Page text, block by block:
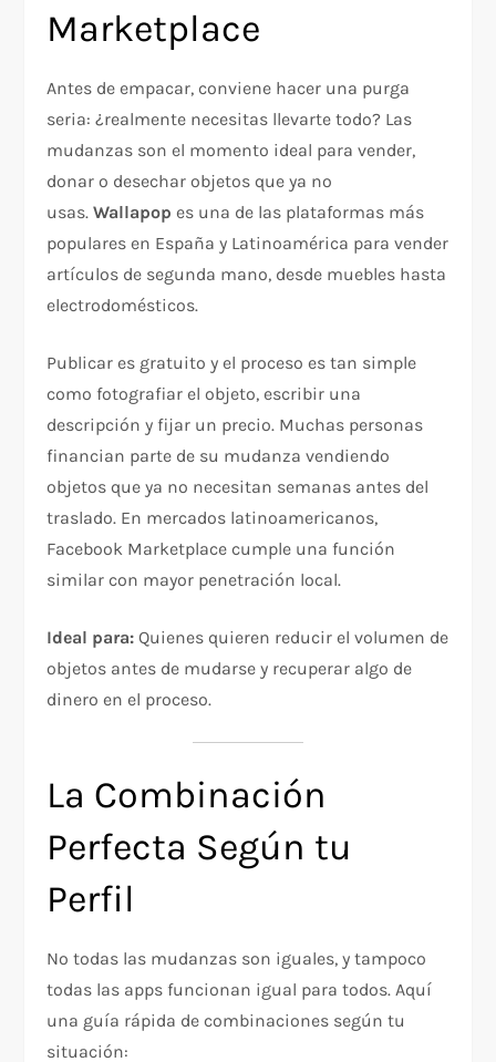
Marketplace
Antes de empacar, conviene hacer una purga
seria: ¿realmente necesitas llevarte todo? Las
mudanzas son el momento ideal para vender,
donar o desechar objetos que ya no
usas.Wallapop es una de las plataformas más
populares en España y Latinoamérica para vender
artículos de segunda mano, desde muebles hasta
electrodomésticos.
Publicar es gratuito y el proceso es tan simple
como fotografiar el objeto, escribir una
descripción y fijar un precio. Muchas personas
financian parte de su mudanza vendiendo
objetos que ya no necesitan semanas antes del
traslado. En mercados latinoamericanos,
Facebook Marketplace cumple una función
similar con mayor penetración local.
Ideal para: Quienes quieren reducir el volumen de
objetos antes de mudarse y recuperar algo de
dinero en el proceso.
La Combinación
Perfecta Según tu
Perfil
No todas las mudanzas son iguales, y tampoco
todas las apps funcionan igual para todos. Aquí
una guía rápida de combinaciones según tu
situación: